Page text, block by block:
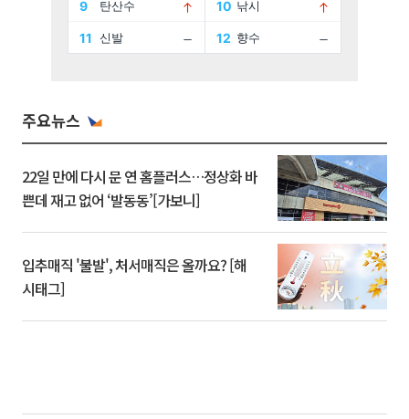
주요뉴스
22일 만에 다시 문 연 홈플러스…정상화 바
쁜데 재고 없어 ‘발동동’[가보니]
입추매직 '불발', 처서매직은 올까요? [해
시태그]